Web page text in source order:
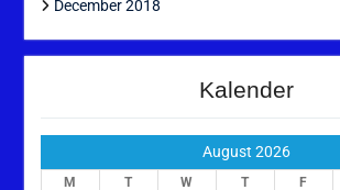
December 2018
Kalender
August 2026
M T W T F